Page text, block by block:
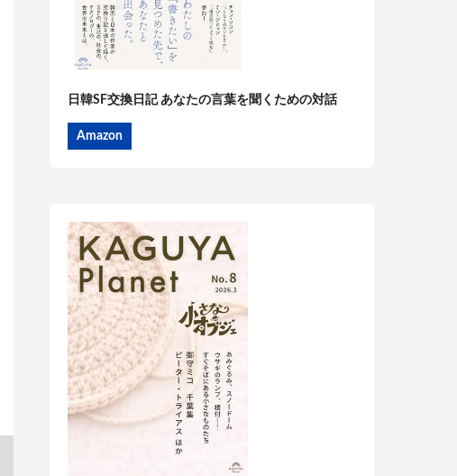
日韓SF交換日記 あなたの言葉を聞くための対話
Amazon